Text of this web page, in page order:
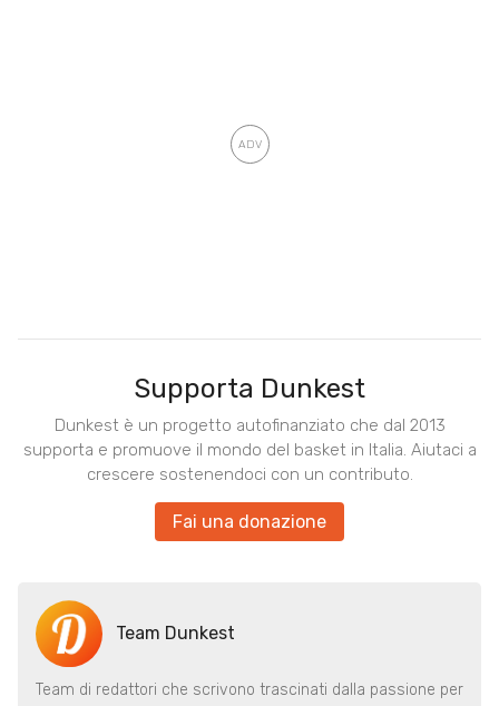
Supporta Dunkest
Dunkest è un progetto autofinanziato che dal 2013
supporta e promuove il mondo del basket in Italia. Aiutaci a
crescere sostenendoci con un contributo.
Fai una donazione
Team Dunkest
Team di redattori che scrivono trascinati dalla passione per